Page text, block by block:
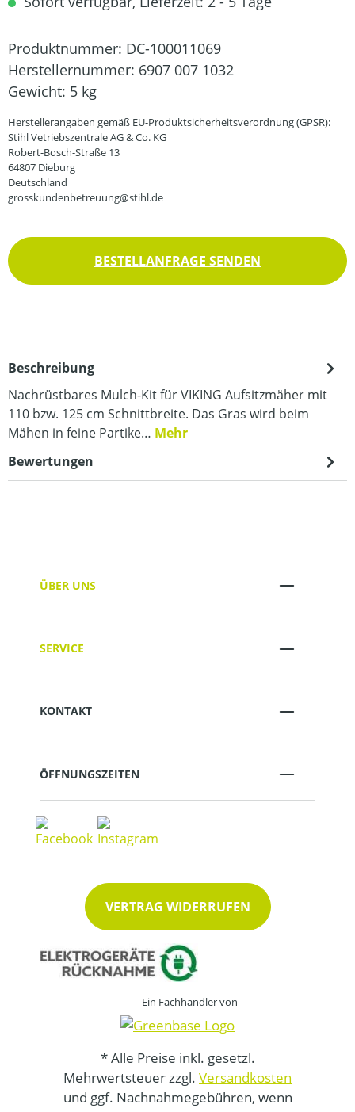
Produktnummer: DC-100011069
Herstellernummer: 6907 007 1032
Gewicht: 5 kg
Herstellerangaben gemäß EU-Produktsicherheitsverordnung (GPSR):
Stihl Vetriebszentrale AG & Co. KG
Robert-Bosch-Straße 13
64807 Dieburg
Deutschland
grosskundenbetreuung@stihl.de
BESTELLANFRAGE SENDEN
Beschreibung
Nachrüstbares Mulch-Kit für VIKING Aufsitzmäher mit
110 bzw. 125 cm Schnittbreite. Das Gras wird beim
Mähen in feine Partike… Mehr
Bewertungen
ÜBER UNS
SERVICE
KONTAKT
ÖFFNUNGSZEITEN
VERTRAG WIDERRUFEN
Ein Fachhändler von
* Alle Preise inkl. gesetzl.
Mehrwertsteuer zzgl. Versandkosten
und ggf. Nachnahmegebühren, wenn